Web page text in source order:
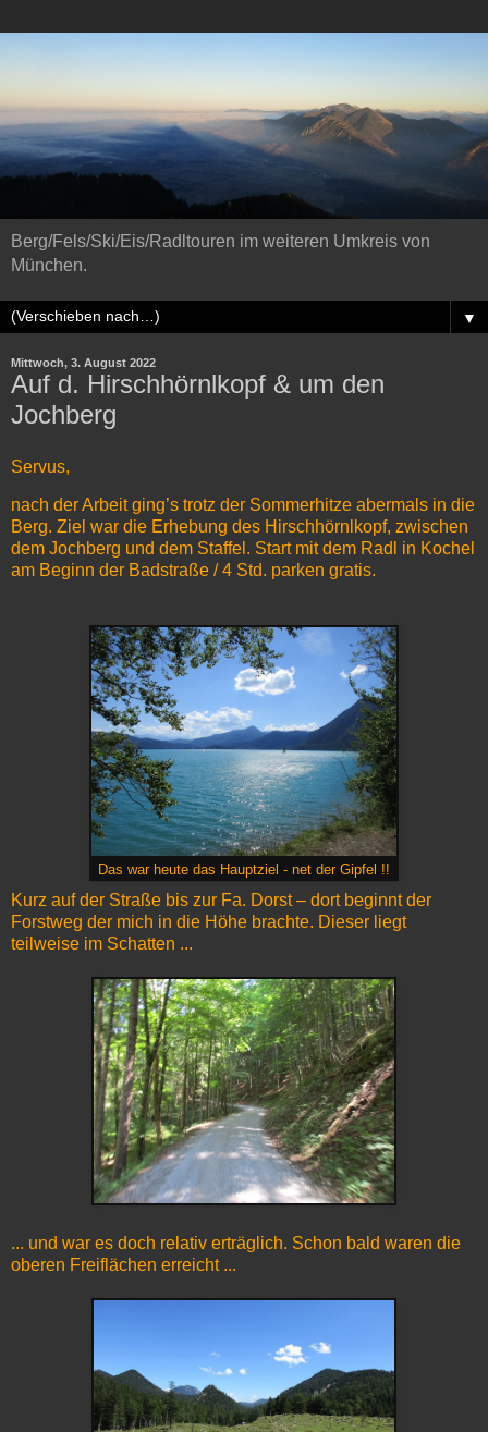
Berg/Fels/Ski/Eis/Radltouren im weiteren Umkreis von
München.
▼
Mittwoch, 3. August 2022
Auf d. Hirschhörnlkopf & um den
Jochberg
Servus,
nach der Arbeit ging’s trotz der Sommerhitze abermals in die
Berg. Ziel war die Erhebung des Hirschhörnlkopf, zwischen
dem Jochberg und dem Staffel. Start mit dem Radl in Kochel
am Beginn der Badstraße / 4 Std. parken gratis.
Das war heute das Hauptziel - net der Gipfel !!
Kurz auf der Straße bis zur Fa. Dorst – dort beginnt der
Forstweg der mich in die Höhe brachte. Dieser liegt
teilweise im Schatten ...
... und war es doch relativ erträglich. Schon bald waren die
oberen Freiflächen erreicht ...